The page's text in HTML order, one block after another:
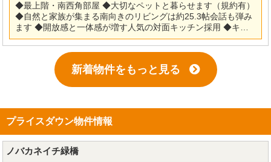
◆最上階・南西角部屋 ◆大切なペットと暮らせます（規約有）
◆自然と家族が集まる南向きのリビングは約25.3帖会話も弾み
ます ◆開放感と一体感が増す人気の対面キッチン採用 ◆キッチ
ン部分に便利な勝手口有 ◆便利な全居室収納スペース付 ◆プラ
イバシーを配慮した専用ポーチ付 ◆総戸数70戸・管理体制も良
事業部』もございますので、お気軽にご相談下さい！！仲介～
リフォーム・リノベーション～アフターフォローまで「ワンス
される際は、物件名を担当者までお申し付け下さい。
新着物件をもっと見る
プライスダウン物件情報
ノバカネイチ緑橋